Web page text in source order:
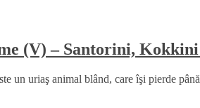
(V) – Santorini,
un uriaş animal blând, care îşi pierde